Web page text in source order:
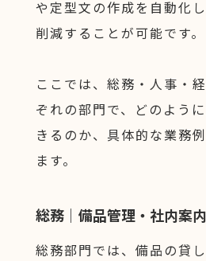
や定型文の作成を自動化
削減することが可能です。
ここでは、総務・人事・
ぞれの部門で、どのよう
きるのか、具体的な業務
ます。
総務｜備品管理・社内案
総務部門では、備品の貸